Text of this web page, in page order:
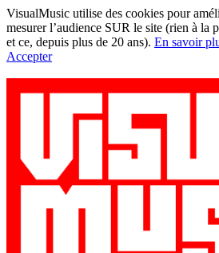
VisualMusic utilise des cookies pour
mesurer l’audience SUR le site (rien à la
et ce, depuis plus de 20 ans). En savoir
Accepter